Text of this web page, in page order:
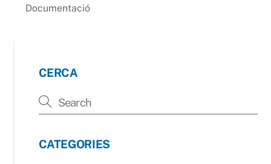
Documentació
CERCA
CATEGORIES